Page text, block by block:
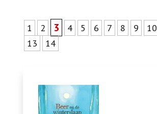
1 2 3 4 5 6 7 8 9 10
13
14